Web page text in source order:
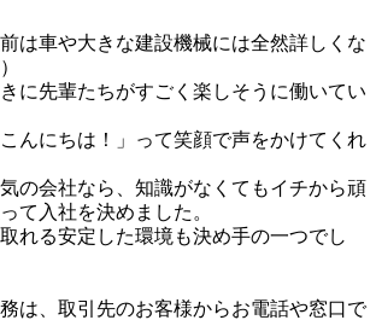
は車や大きな建設機械には全然詳しくな
に先輩たちがすごく楽しそうに働いてい
んにちは！」って笑顔で声をかけてくれ
気の会社なら、知識がなくてもイチから頑
て入社を決めました。
れる安定した環境も決め手の一つでし
は、取引先のお客様からお電話や窓口で